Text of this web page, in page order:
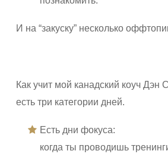
И на “закуску” несколько
Как учит мой канадский коуч Дэн
есть три категории дней.
Есть дни фокуса:
когда ты проводишь